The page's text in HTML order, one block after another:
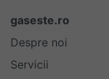
gaseste.ro
Despre noi
Servicii